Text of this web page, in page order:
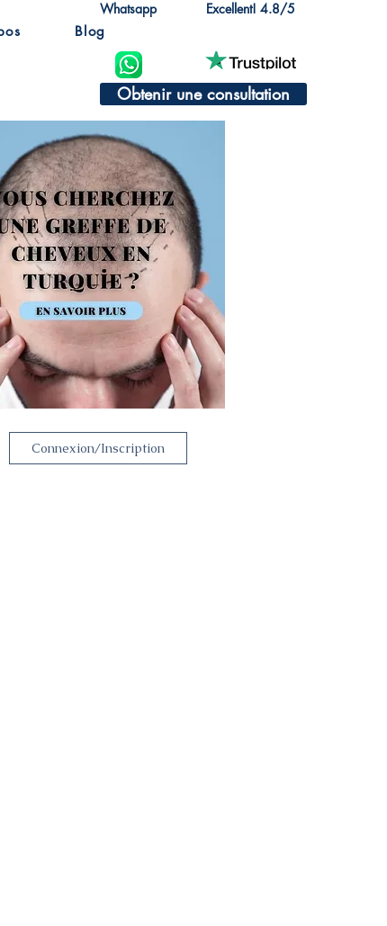
Blog
Whatsapp Excellent! 4.8/5
Obtenir une consultation
Connexion/Inscription